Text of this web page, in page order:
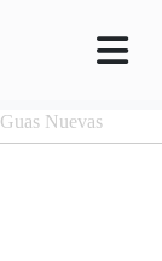
Nuevas